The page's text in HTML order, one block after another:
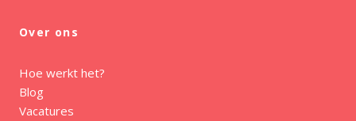
Over ons
Hoe werkt het?
Blog
Vacatures